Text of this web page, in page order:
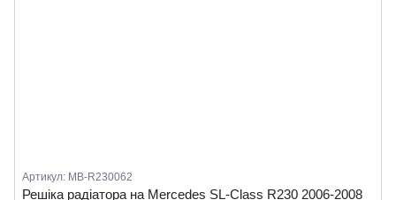
Артикул: MB-R230062
Решіка радіатора на Mercedes SL-Class R230 2006-2008